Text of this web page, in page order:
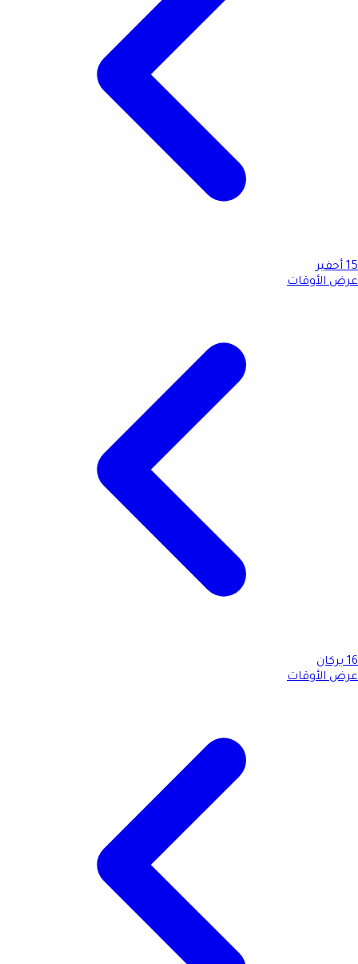
15 أحفير
عرض الأوقات
16 بركان
عرض الأوقات